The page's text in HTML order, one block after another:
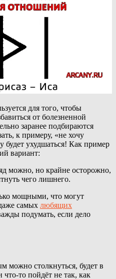
для того, чтобы
от болезненной
заранее подбираются
к примеру, «не хочу
будет ухудшаться! Как пример
вариант:
можно, но крайне осторожно,
чего лишнего.
мощными, что могут
самых любящих
подумать, если дело
можно столкнуться, будет в
что-то пойдёт не так, как